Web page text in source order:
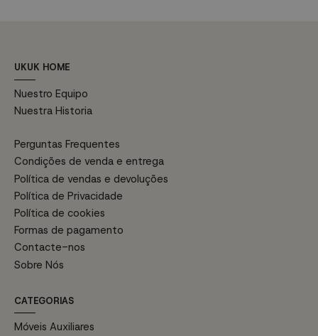
UKUK HOME
Nuestro Equipo
Nuestra Historia
Perguntas Frequentes
Condições de venda e entrega
Política de vendas e devoluções
Política de Privacidade
Política de cookies
Formas de pagamento
Contacte-nos
Sobre Nós
CATEGORIAS
Móveis Auxiliares